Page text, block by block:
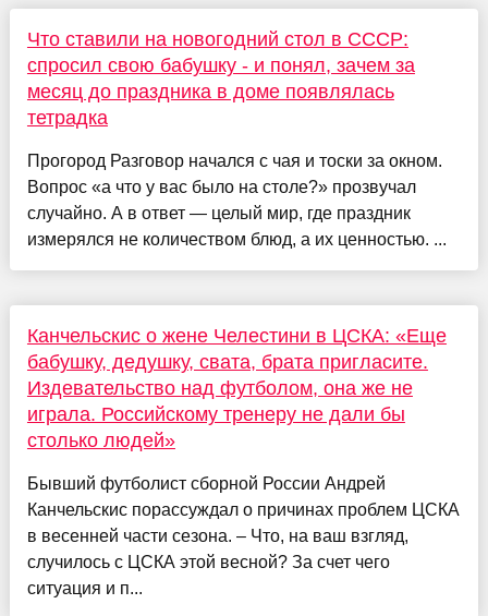
Что ставили на новогодний стол в СССР:
спросил свою бабушку - и понял, зачем за
месяц до праздника в доме появлялась
тетрадка
Прогород Разговор начался с чая и тоски за окном.
Вопрос «а что у вас было на столе?» прозвучал
случайно. А в ответ — целый мир, где праздник
измерялся не количеством блюд, а их ценностью. ...
Канчельскис о жене Челестини в ЦСКА: «Еще
бабушку, дедушку, свата, брата пригласите.
Издевательство над футболом, она же не
играла. Российскому тренеру не дали бы
столько людей»
Бывший футболист сборной России Андрей
Канчельскис порассуждал о причинах проблем ЦСКА
в весенней части сезона. – Что, на ваш взгляд,
случилось с ЦСКА этой весной? За счет чего
ситуация и п...